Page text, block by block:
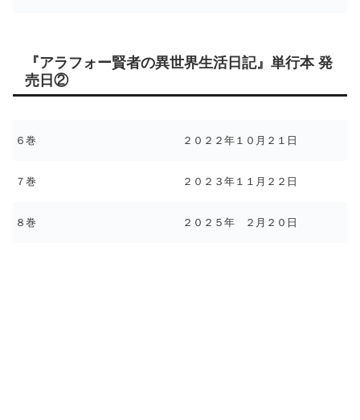
『アラフォー賢者の異世界生活日記』単行本 発
売日②
６巻 ２０２２年１０月２１日
７巻 ２０２３年１１月２２日
８巻 ２０２５年 ２月２０日